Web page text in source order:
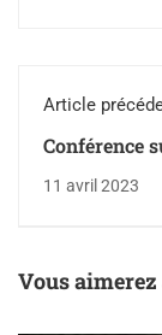
Article
Conférence
enseignant-
11 avril 2023
Vous